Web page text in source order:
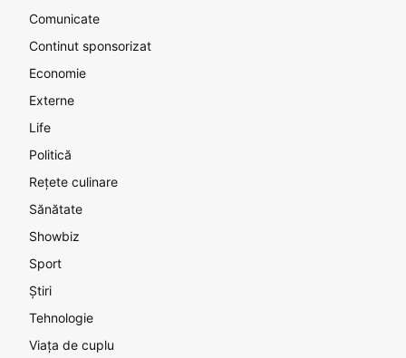
Comunicate
Continut sponsorizat
Economie
Externe
Life
Politică
Rețete culinare
Sănătate
Showbiz
Sport
Știri
Tehnologie
Viața de cuplu